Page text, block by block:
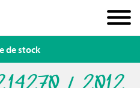
/ 2012
de stock